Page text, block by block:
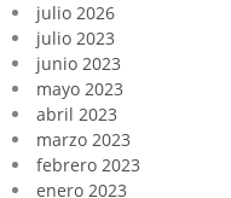
julio 2026
julio 2023
junio 2023
mayo 2023
abril 2023
marzo 2023
febrero 2023
enero 2023